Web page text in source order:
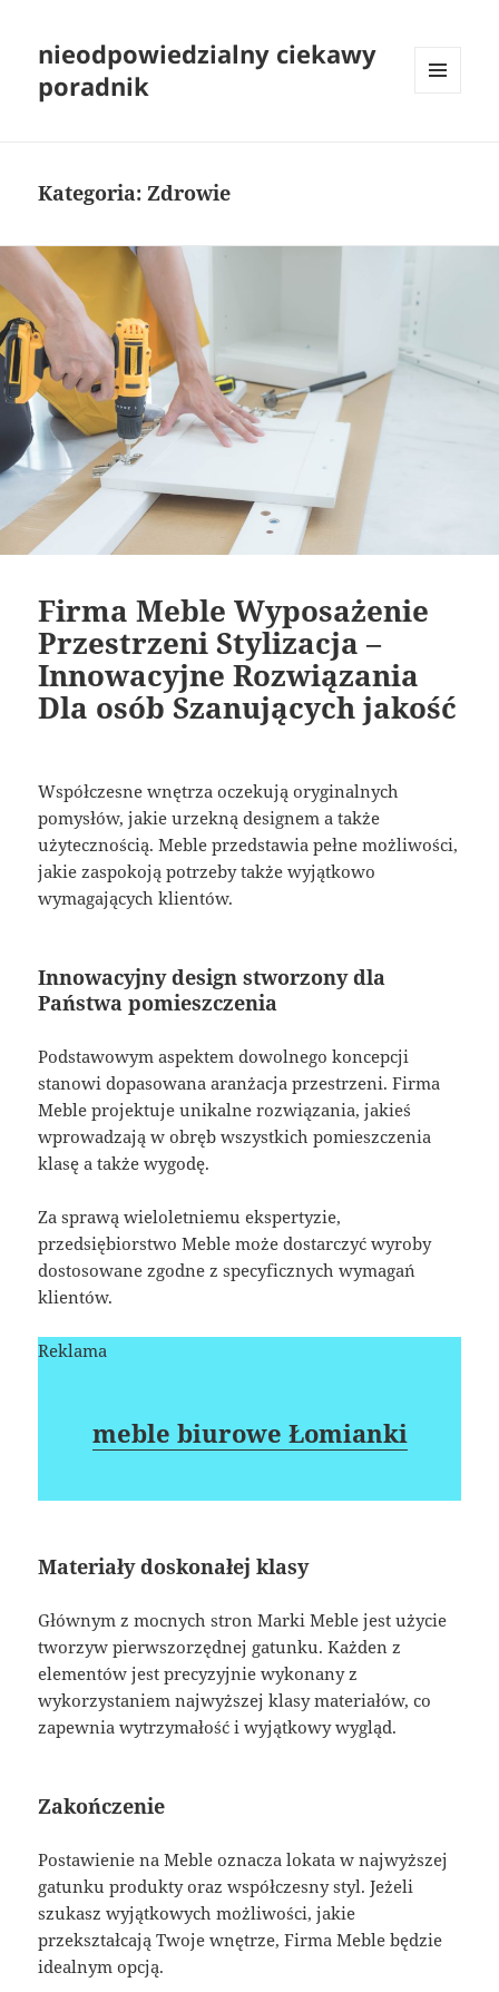
nieodpowiedzialny ciekawy
poradnik
Kategoria:Zdrowie
Firma Meble Wyposażenie
Przestrzeni Stylizacja –
Innowacyjne Rozwiązania
Dla osób Szanujących jakość
Współczesne wnętrza oczekują oryginalnych
pomysłów, jakie urzekną designem a także
użytecznością. Meble przedstawia pełne możliwości,
jakie zaspokoją potrzeby także wyjątkowo
wymagających klientów.
Innowacyjny design stworzony dla
Państwa pomieszczenia
Podstawowym aspektem dowolnego koncepcji
stanowi dopasowana aranżacja przestrzeni. Firma
Meble projektuje unikalne rozwiązania, jakieś
wprowadzają w obręb wszystkich pomieszczenia
klasę a także wygodę.
Za sprawą wieloletniemu ekspertyzie,
przedsiębiorstwo Meble może dostarczyć wyroby
dostosowane zgodne z specyficznych wymagań
klientów.
Reklama
meble biurowe Łomianki
Materiały doskonałej klasy
Głównym z mocnych stron Marki Meble jest użycie
tworzyw pierwszorzędnej gatunku. Każden z
elementów jest precyzyjnie wykonany z
wykorzystaniem najwyższej klasy materiałów, co
zapewnia wytrzymałość i wyjątkowy wygląd.
Zakończenie
Postawienie na Meble oznacza lokata w najwyższej
gatunku produkty oraz współczesny styl. Jeżeli
szukasz wyjątkowych możliwości, jakie
przekształcają Twoje wnętrze, Firma Meble będzie
idealnym opcją.